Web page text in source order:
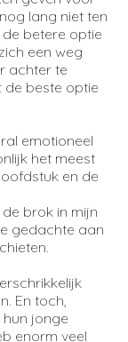
lang niet ten
de betere optie
een weg
achter te
de beste optie
emotioneel
het meest
en de
brok in mijn
gedachte aan
En toch,
jonge
enorm veel